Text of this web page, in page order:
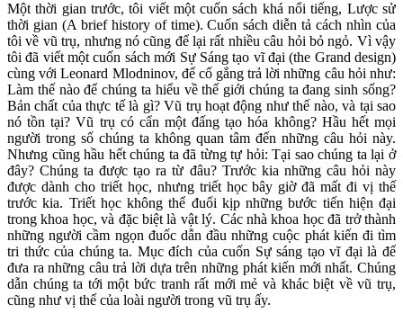
Một thời gian trước, tôi viết một cuốn sách khá nổi tiếng, Lược sử
thời gian (A brief history of time). Cuốn sách diễn tả cách nhìn của
tôi về vũ trụ, nhưng nó cũng để lại rất nhiều câu hỏi bỏ ngỏ. Vì vậy
tôi đã viết một cuốn sách mới Sự Sáng tạo vĩ đại (the Grand design)
cùng với Leonard Mlodninov, để cố gắng trả lời những câu hỏi như:
Làm thế nào để chúng ta hiểu về thế giới chúng ta đang sinh sống?
Bản chất của thực tế là gì? Vũ trụ hoạt động như thế nào, và tại sao
nó tồn tại? Vũ trụ có cẩn một đấng tạo hóa không? Hầu hết mọi
người trong số chúng ta không quan tâm đến những câu hỏi này.
Nhưng cũng hầu hết chúng ta đã từng tự hỏi: Tại sao chúng ta lại ở
đây? Chúng ta được tạo ra từ đâu? Trước kia những câu hỏi này
được dành cho triết học, nhưng triết học bây giờ đã mất đi vị thế
trước kia. Triết học không thể đuổi kịp những bước tiến hiện đại
trong khoa học, và đặc biệt là vật lý. Các nhà khoa học đã trở thành
những người cầm ngọn đuốc dẫn đầu những cuộc phát kiến đi tìm
tri thức của chúng ta. Mục đích của cuốn Sự sáng tạo vĩ đại là để
đưa ra những câu trả lời dựa trên những phát kiến mới nhất. Chúng
dẫn chúng ta tới một bức tranh rất mới mẻ và khác biệt về vũ trụ,
cũng như vị thế của loài người trong vũ trụ ấy.